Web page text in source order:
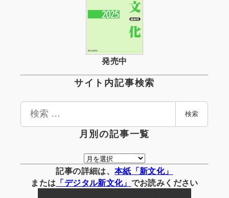
発売中
サイト内記事検索
検
検索
月別の記事一覧
月
別
の
記事の詳細は、 本紙「新文化」
または 「デジタル新文化」 でお読みください